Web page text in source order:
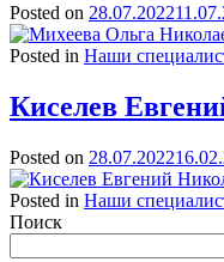
Posted on 28.07.2022
Posted in Наши
Киселев
Posted on 28.07.2022
Posted in Наши
Поиск